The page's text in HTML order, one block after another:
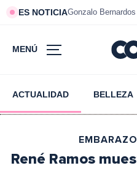
ES NOTICIAGonzalo
MENÚ
ACTUALIDAD BELLEZA
René Ramos